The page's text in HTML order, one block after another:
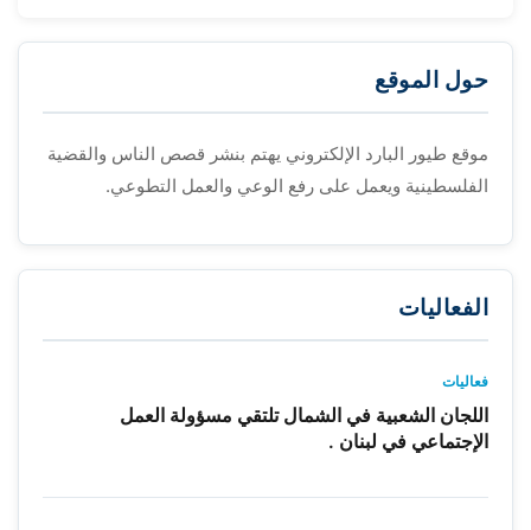
حول الموقع
موقع طيور البارد الإلكتروني يهتم بنشر قصص الناس والقضية
الفلسطينية ويعمل على رفع الوعي والعمل التطوعي.
الفعاليات
فعاليات
اللجان الشعبية في الشمال تلتقي مسؤولة العمل
الإجتماعي في لبنان .